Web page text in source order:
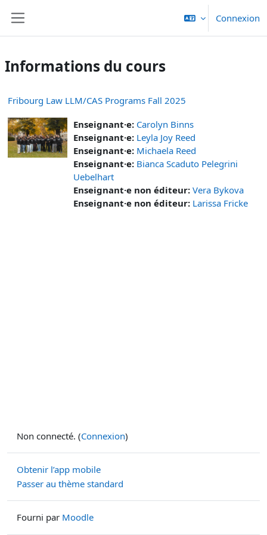
Connexion
Informations du cours
Fribourg Law LLM/CAS Programs Fall 2025
Enseignant·e: Carolyn Binns
Enseignant·e: Leyla Joy Reed
Enseignant·e: Michaela Reed
Enseignant·e: Bianca Scaduto Pelegrini
Uebelhart
Enseignant·e non éditeur: Vera Bykova
Enseignant·e non éditeur: Larissa Fricke
Non connecté. (Connexion)
Obtenir l’app mobile
Passer au thème standard
Fourni par Moodle